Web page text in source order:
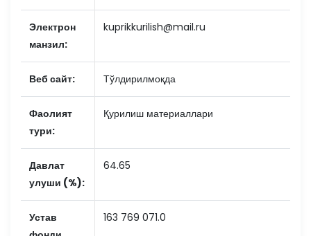
Электрон
манзил:
kuprikkurilish@mail.ru
Веб сайт: Тўлдирилмоқда
Фаолият
тури:
Қурилиш материаллари
Давлат
улуши (%):
64.65
Устав
163 769 071.0